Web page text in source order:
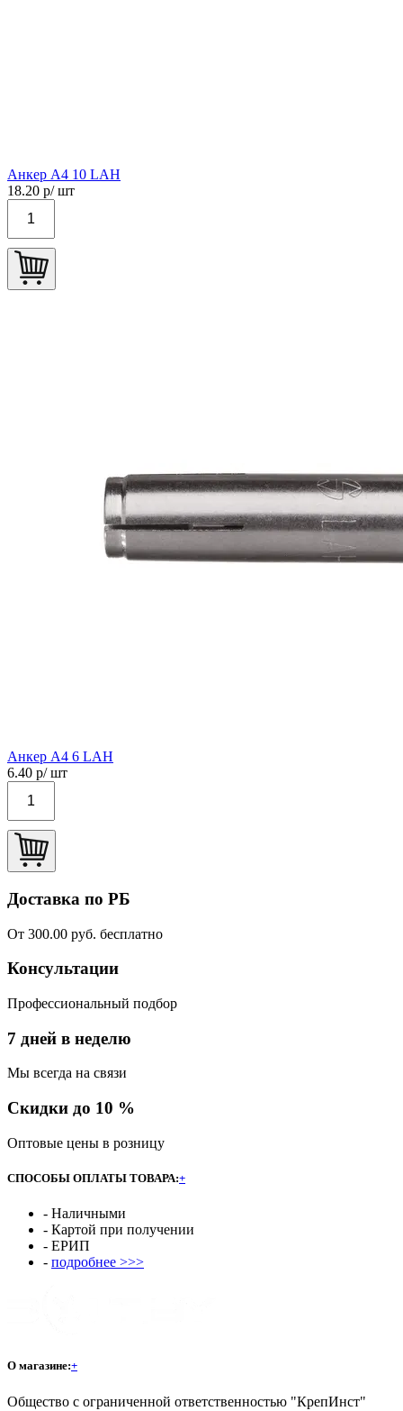
Анкер А4 10 LAН
18.20 р/ шт
Анкер А4 6 LAН
6.40 р/ шт
Доставка по РБ
От 300.00 руб. бесплатно
Консультации
Профессиональный подбор
7 дней в неделю
Мы всегда на связи
Скидки до 10 %
Оптовые цены в розницу
СПОСОБЫ ОПЛАТЫ ТОВАРА:+
- Наличными
- Картой при получении
- ЕРИП
- подробнее >>>
О магазине:+
Общество с ограниченной ответственностью "КрепИнст"